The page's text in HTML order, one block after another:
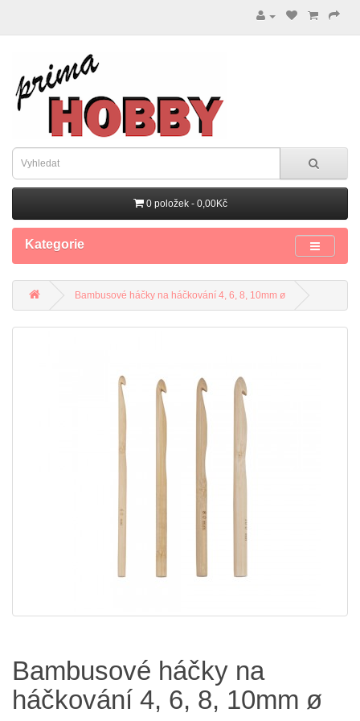
0 položek - 0,00Kč
Kategorie
Bambusové háčky na háčkování 4, 6, 8, 10mm ø
Bambusové háčky na
háčkování 4, 6, 8, 10mm ø